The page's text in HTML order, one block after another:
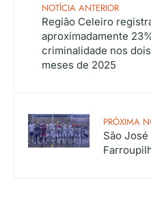
NOTÍCIA ANTERIOR
Região Celeiro
aproximadamente
criminalidade nos
meses de 2025
PRÓXIMA
São